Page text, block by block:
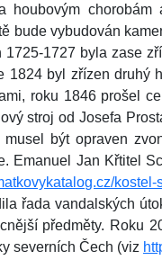
houbovým
bude vybudován
1727 byla zase
1824 byl zřízen druhý
roku 1846 prošel
stroj od Josefa
být opraven
Emanuel Jan Křtitel
řada vandalských
předměty. Roku
severních Čech (viz